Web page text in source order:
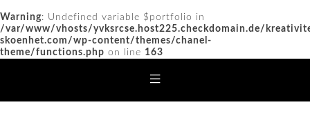
Warning: Undefined variable $portfolio in
/var/www/vhosts/yvksrcse.host225.checkdomain.de/
skoenhet.com/wp-content/themes/chanel-
theme/functions.php on line 163